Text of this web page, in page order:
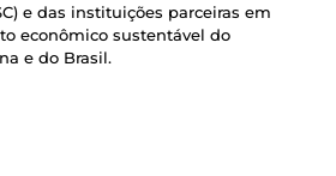
e das instituições parceiras em
econômico sustentável do
e do Brasil.